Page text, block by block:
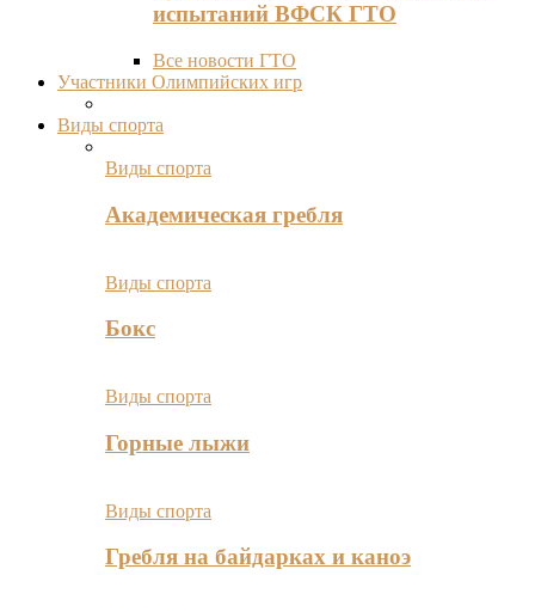
испытаний ВФСК ГТО
Все новости ГТО
Участники Олимпийских игр
Виды спорта
Виды спорта
Академическая гребля
Виды спорта
Бокс
Виды спорта
Горные лыжи
Виды спорта
Гребля на байдарках и каноэ